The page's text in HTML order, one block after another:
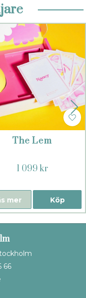
The Lem
1 099 kr
Köp
mer
66